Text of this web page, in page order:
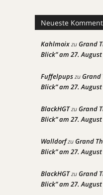
Neueste
KahlmoixzuGrand
Blick” am 27. August
FuffelpupszuGrand
Blick” am 27. August
BlackHGTzuGrand
Blick” am 27. August
WalldorfzuGrand
Blick” am 27. August
BlackHGTzuGrand
Blick” am 27. August